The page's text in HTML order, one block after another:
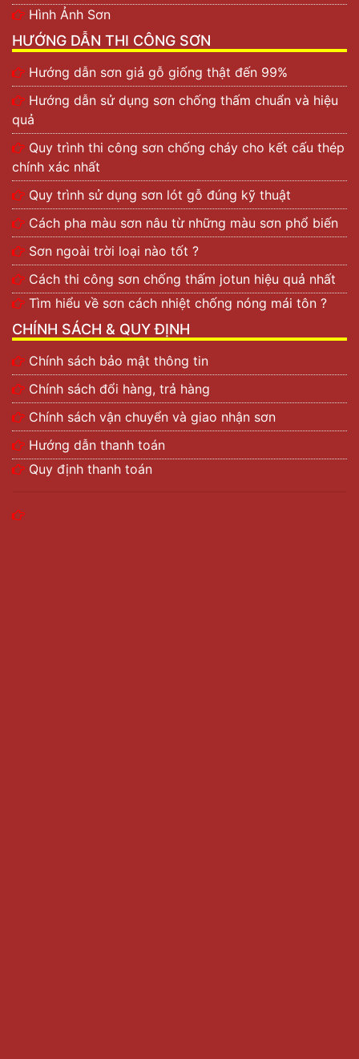
Hình Ảnh Sơn
HƯỚNG DẪN THI CÔNG SƠN
Hướng dẫn sơn giả gỗ giống thật đến 99%
Hướng dẫn sử dụng sơn chống thấm chuẩn và hiệu
quả
Quy trình thi công sơn chống cháy cho kết cấu thép
chính xác nhất
Quy trình sử dụng sơn lót gỗ đúng kỹ thuật
Cách pha màu sơn nâu từ những màu sơn phổ biến
Sơn ngoài trời loại nào tốt ?
Cách thi công sơn chống thấm jotun hiệu quả nhất
Tìm hiểu về sơn cách nhiệt chống nóng mái tôn ?
CHÍNH SÁCH & QUY ĐỊNH
Chính sách bảo mật thông tin
Chính sách đổi hàng, trả hàng
Chính sách vận chuyển và giao nhận sơn
Hướng dẫn thanh toán
Quy định thanh toán